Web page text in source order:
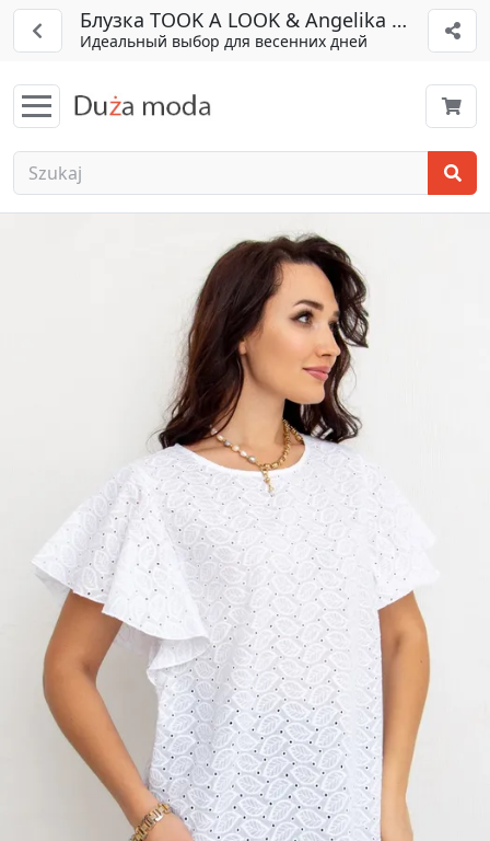
Блузка TOOK A LOOK & Angelika арт. ТБ-99
Идеальный выбор для весенних дней